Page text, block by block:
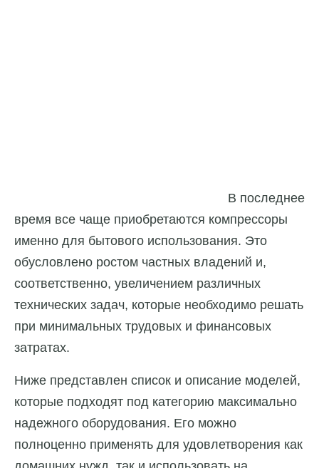
В последнее
время все чаще приобретаются компрессоры
именно для бытового использования. Это
обусловлено ростом частных владений и,
соответственно, увеличением различных
технических задач, которые необходимо решать
при минимальных трудовых и финансовых
затратах.
Ниже представлен список и описание моделей,
которые подходят под категорию максимально
надежного оборудования. Его можно
полноценно применять для удовлетворения как